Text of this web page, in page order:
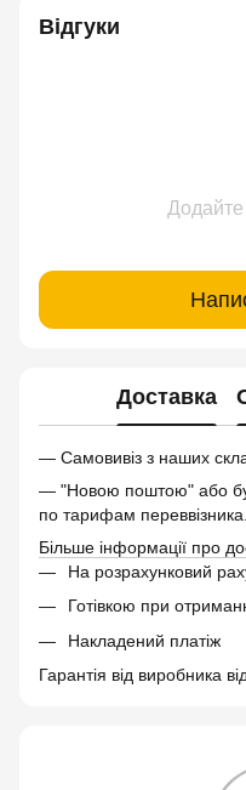
Відгуки
Додайте
Доставка
— Самовивіз з наших
— "Новою поштою" або
по тарифам переввізника.
Більше інформації про
На розрахунковий
Готівкою при
Накладений платіж
Гарантія від виробника